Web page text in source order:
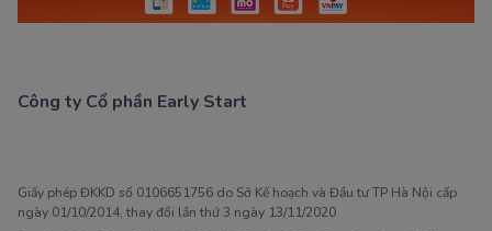
Công ty Cổ phần Early Start
Giấy phép ĐKKD số 0106651756 do Sở Kế hoạch và Đầu tư TP Hà Nội cấp
ngày 01/10/2014, thay đổi lần thứ 3 ngày 13/11/2020